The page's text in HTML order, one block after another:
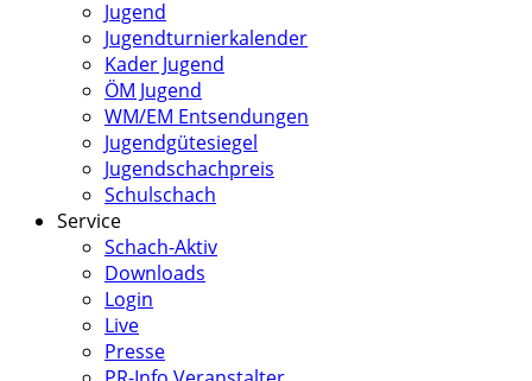
Jugend
Jugendturnierkalender
Kader Jugend
ÖM Jugend
WM/EM Entsendungen
Jugendgütesiegel
Jugendschachpreis
Schulschach
Service
Schach-Aktiv
Downloads
Login
Live
Presse